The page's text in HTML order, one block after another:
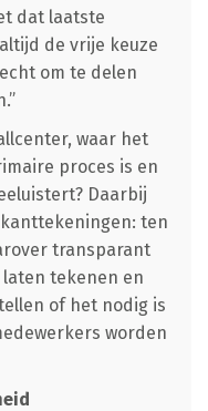
dat laatste
de vrije keuze
om te delen
waar het
proces is en
Daarbij
ten
transparant
tekenen en
of het nodig is
worden